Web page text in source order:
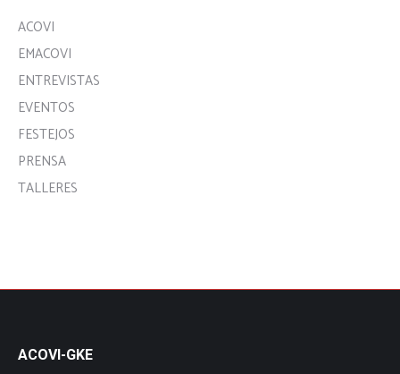
ACOVI
EMACOVI
ENTREVISTAS
EVENTOS
FESTEJOS
PRENSA
TALLERES
ACOVI-GKE